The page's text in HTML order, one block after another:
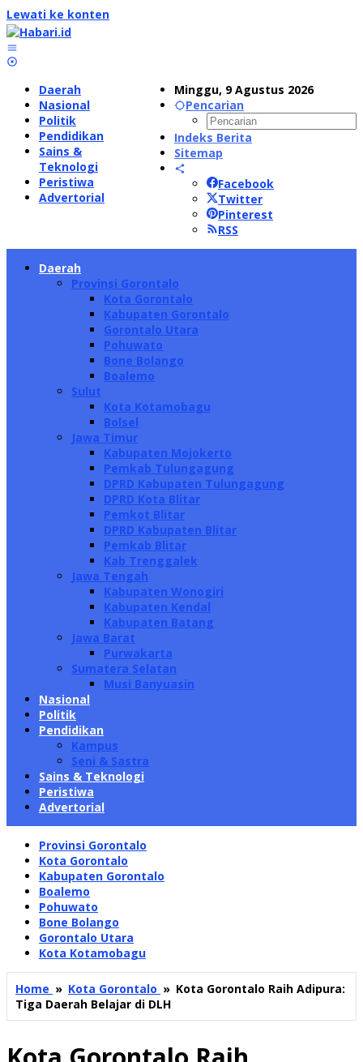
Lewati ke konten
Minggu, 9 Agustus 2026
Pencarian
Indeks Berita
Sitemap
Facebook
Twitter
Pinterest
RSS
Daerah
Nasional
Politik
Pendidikan
Sains &
Teknologi
Peristiwa
Advertorial
Daerah
Provinsi Gorontalo
Kota Gorontalo
Kabupaten Gorontalo
Gorontalo Utara
Pohuwato
Bone Bolango
Boalemo
Sulut
Kota Kotamobagu
Bolsel
Jawa Timur
Kabupaten Mojokerto
Pemkab Tulungagung
DPRD Kabupaten Tulungagung
DPRD Kota Blitar
Pemkot Blitar
DPRD Kabupaten Blitar
Pemkab Blitar
Kab Trenggalek
Jawa Tengah
Kabupaten Wonogiri
Kabupaten Kendal
Kabupaten Batang
Jawa Barat
Purwakarta
Sumatera Selatan
Musi Banyuasin
Nasional
Politik
Pendidikan
Kampus
Seni & Sastra
Sains & Teknologi
Peristiwa
Advertorial
Provinsi Gorontalo
Kota Gorontalo
Kabupaten Gorontalo
Boalemo
Pohuwato
Bone Bolango
Gorontalo Utara
Kota Kotamobagu
Home » Kota Gorontalo » Kota Gorontalo Raih Adipura:
Tiga Daerah Belajar di DLH